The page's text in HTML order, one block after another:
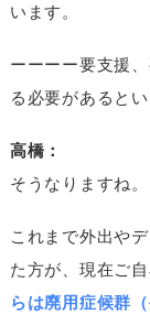
います。
ーーーー要支援
る必要があると
高橋：
そうなりますね。
これまで外出や
た方が、現在ご
らは廃用症候群